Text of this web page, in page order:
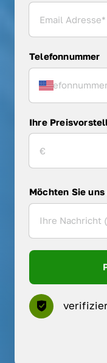
Telefonnummer
Ihre
Möchten Sie